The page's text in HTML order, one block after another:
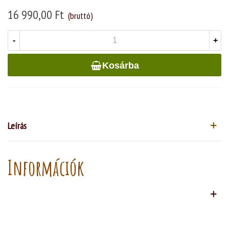
16 990,00 Ft (bruttó)
- +
Kosárba
Leírás
Információk